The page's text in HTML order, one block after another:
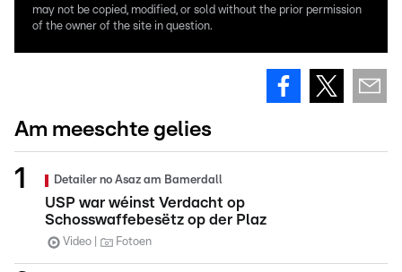
may not be copied, modified, or sold without the prior permission
of the owner of the site in question.
Am meeschte gelies
Detailer no Asaz am Bamerdall
USP war wéinst Verdacht op
Schosswaffebesëtz op der Plaz
Video Fotoen